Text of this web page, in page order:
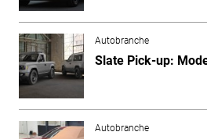
Autobranche
Slate Pick-up:
Autobranche